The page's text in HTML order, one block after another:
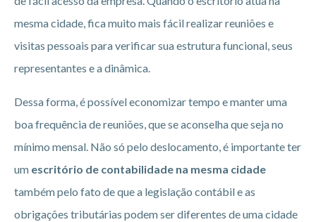
mesma cidade, fica muito mais fácil realizar reuniões e
visitas pessoais para verificar sua estrutura funcional, seus
representantes e a dinâmica.
Dessa forma, é possível economizar tempo e manter uma
boa frequência de reuniões, que se aconselha que seja no
mínimo mensal. Não só pelo deslocamento, é importante ter
um escritório de contabilidade na mesma cidade
também pelo fato de que a legislação contábil e as
obrigações tributárias podem ser diferentes de uma cidade